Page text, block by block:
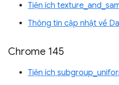
Tiện ích
Thông tin cập nhật về
Chrome 145
Tiện ích